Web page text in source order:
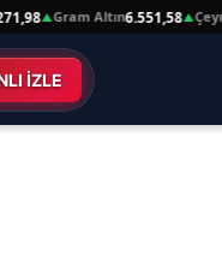
▲Gram Altın6.551,58▲
İZLE